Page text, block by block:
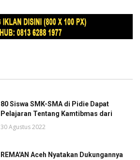
80 Siswa SMK-SMA di Pidie Dapat
Pelajaran Tentang Kamtibmas dari
30 Agustus 2022
REMA'AN Aceh Nyatakan Dukungannya